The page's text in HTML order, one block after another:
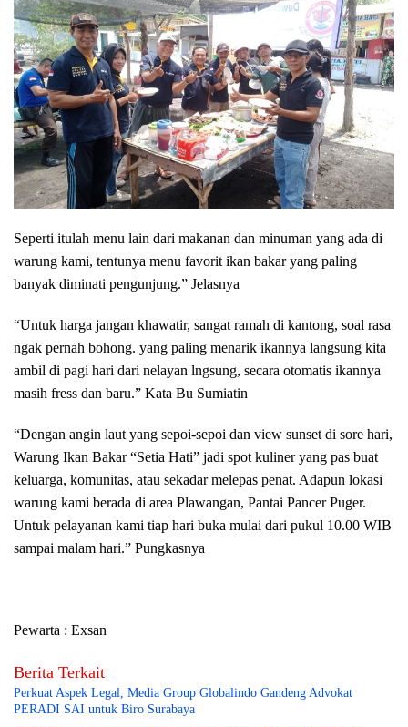
Seperti itulah menu lain dari makanan dan minuman yang ada di
warung kami, tentunya menu favorit ikan bakar yang paling
banyak diminati pengunjung.” Jelasnya
“Untuk harga jangan khawatir, sangat ramah di kantong, soal rasa
ngak pernah bohong. yang paling menarik ikannya langsung kita
ambil di pagi hari dari nelayan lngsung, secara otomatis ikannya
masih fress dan baru.” Kata Bu Sumiatin
“Dengan angin laut yang sepoi-sepoi dan view sunset di sore hari,
Warung Ikan Bakar “Setia Hati” jadi spot kuliner yang pas buat
keluarga, komunitas, atau sekadar melepas penat. Adapun lokasi
warung kami berada di area Plawangan, Pantai Pancer Puger.
Untuk pelayanan kami tiap hari buka mulai dari pukul 10.00 WIB
sampai malam hari.” Pungkasnya
Pewarta : Exsan
Berita Terkait
Perkuat Aspek Legal, Media Group Globalindo Gandeng Advokat
PERADI SAI untuk Biro Surabaya